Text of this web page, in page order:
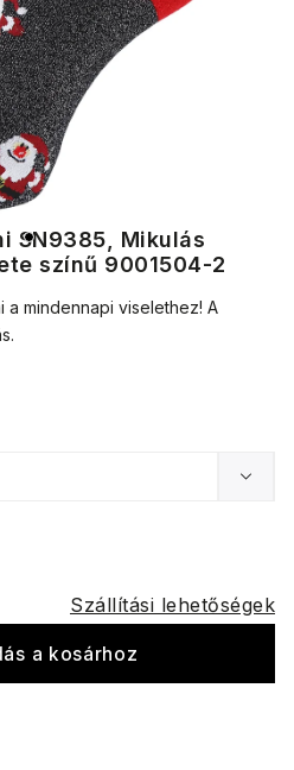
SN9385, Mikulás
színű 9001504-2
Szállítási lehetőségek
a kosárhoz
a mindennapi viselethez! A